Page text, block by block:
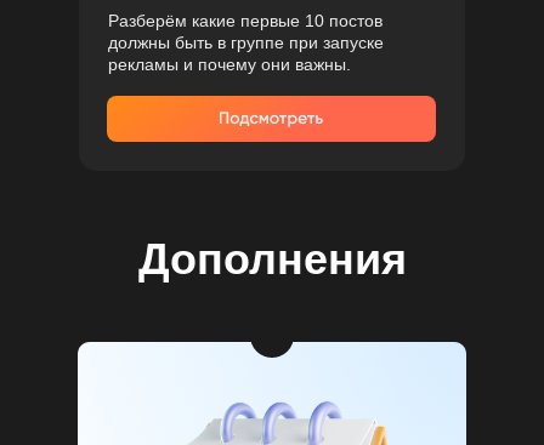
Разберём какие первые 10 постов
должны быть в группе при запуске
рекламы и почему они важны.
Дополнения